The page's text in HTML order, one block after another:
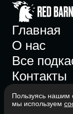
Главная
О нас
Все
Контакты
Пользуясь нашим
мы используем